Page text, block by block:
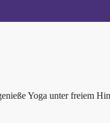
Yoga unter freiem